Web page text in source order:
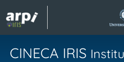
CINECA IRIS